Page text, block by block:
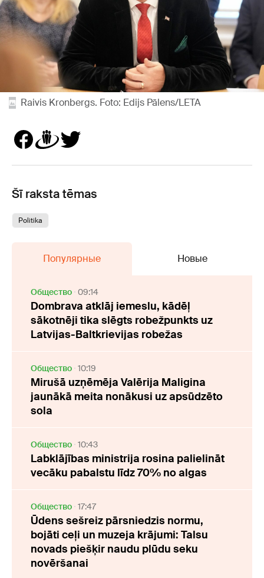
Raivis Kronbergs. Foto: Edijs Pālens/LETA
Šī raksta tēmas
Politika
Популярные Новые
Oбщество 09:14
Dombrava atklāj iemeslu, kādēļ
sākotnēji tika slēgts robežpunkts uz
Latvijas-Baltkrievijas robežas
Oбщество 10:19
Mirušā uzņēmēja Valērija Maligina
jaunākā meita nonākusi uz apsūdzēto
sola
Oбщество 10:43
Labklājības ministrija rosina palielināt
vecāku pabalstu līdz 70% no algas
Oбщество 17:47
Ūdens sešreiz pārsniedzis normu,
bojāti ceļi un muzeja krājumi: Talsu
novads piešķir naudu plūdu seku
novēršanai